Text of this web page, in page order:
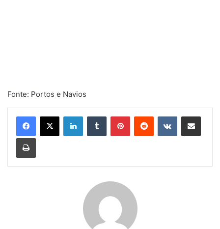
Fonte: Portos e Navios
LinkedinTumblr PinterestReddit VK Compartilhar via e-mail
Imprimir